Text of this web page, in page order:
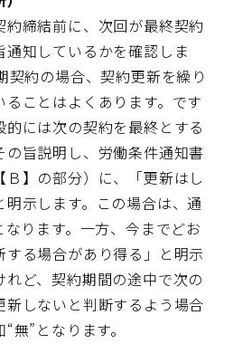
約締結前に、次回が最終契約
通知しているかを確認しま
契約の場合、契約更新を繰り
ることはよくあります。です
的には次の契約を最終とする
の旨説明し、労働条件通知書
Ｂ】の部分）に、「更新はし
明示します。この場合は、通
なります。一方、今までどお
する場合があり得る」と明示
れど、契約期間の途中で次の
新しないと判断するよう場合
無”となります。